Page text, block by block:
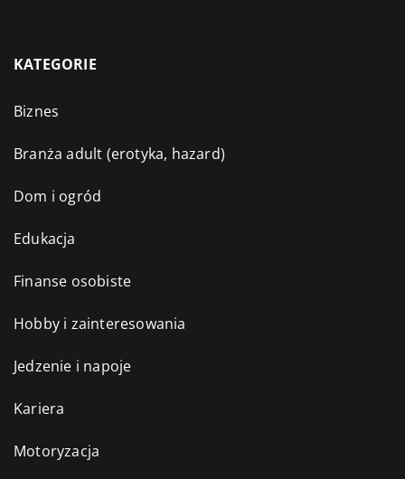
KATEGORIE
Biznes
Branża adult (erotyka, hazard)
Dom i ogród
Edukacja
Finanse osobiste
Hobby i zainteresowania
Jedzenie i napoje
Kariera
Motoryzacja